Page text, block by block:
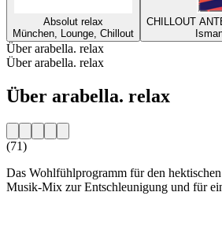
Absolut relax
München, Lounge, Chillout
CHILLOUT
Über arabella. relax
Über arabella. relax
Über arabella. relax
(71)
Das Wohlfühlprogramm für den
Musik-Mix zur Entschleunigung und für